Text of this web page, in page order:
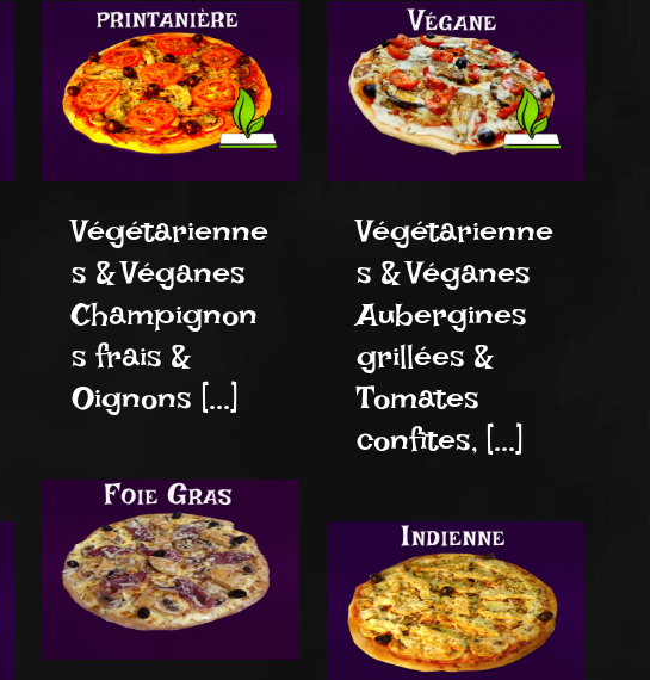
Végétarienne
s & Véganes
Champignon
s frais &
Oignons [...]
Végétarienne
s & Véganes
Aubergines
grillées &
Tomates
confites, [...]
Pizza Foie Gras &
Magret